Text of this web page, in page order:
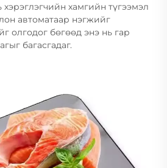
хамгийн түгээмэл
автоматаар нэгжийг
олгодог бөгөөд энэ нь гар
багасгадаг.